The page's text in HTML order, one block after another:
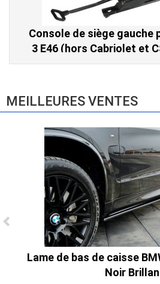
Ligne Cat-Back Active
Tube en H pour Ford
(2015-
Console de siège gauche
3 E46 (hors Cabriolet et
E83 (2004-
MEILLEURES VENTES
Lame de bas de caisse
Noir